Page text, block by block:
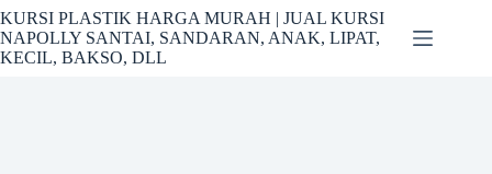
Skip
to
content
KURSI PLASTIK HARGA MURAH | JUAL KURSI
NAPOLLY SANTAI, SANDARAN, ANAK, LIPAT,
KECIL, BAKSO, DLL